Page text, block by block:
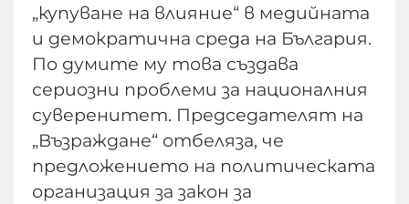
„купуване на влияние“ в медийната
и демократична среда на България.
По думите му това създава
сериозни проблеми за националния
суверенитет. Председателят на
„Възраждане“ отбеляза, че
предложението на политическата
организация за закон за